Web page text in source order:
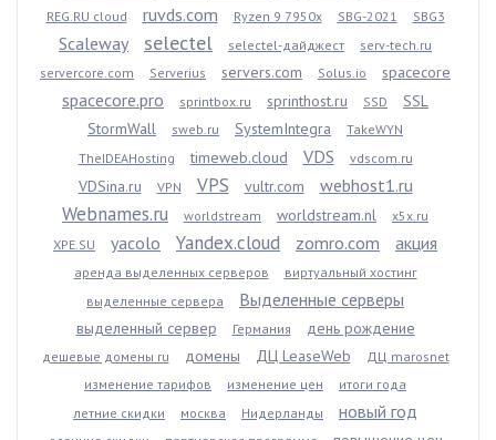
REG.RU cloud ruvds.com Ryzen 9 7950x SBG-2021 SBG3
Scaleway selectel selectel-дайджест
serv-tech.ru
servercore.com
Serverius servers.com Solus.io spacecore
spacecore.pro sprintbox.ru sprinthost.ru SSD
SSL
StormWall
sweb.ru SystemIntegra
TakeWYN
TheIDEAHosting
timeweb.cloud VDS vdscom.ru
VDSina.ru VPN VPS vultr.com webhost1.ru
Webnames.ru worldstream worldstream.nl
x5x.ru
XPE.SU
yacolo Yandex.cloud zomro.com акция
аренда выделенных серверов
виртуальный хостинг
выделенные сервера
Выделенные серверы
выделенный сервер Германия день рождение
дешевые домены ru домены ДЦ LeaseWeb
ДЦ marosnet
изменение тарифов
изменение цен
итоги года
летние скидки
москва Нидерланды новый год